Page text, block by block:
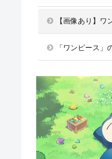
【画像あり】
「ワンピース